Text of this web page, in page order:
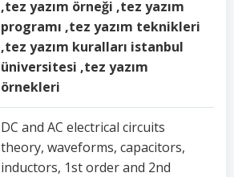
,tez yazım örneği ,tez yazım
programı ,tez yazım teknikleri
,tez yazım kuralları istanbul
üniversitesi ,tez yazım
örnekleri
DC and AC electrical circuits
theory, waveforms, capacitors,
inductors, 1st order and 2nd